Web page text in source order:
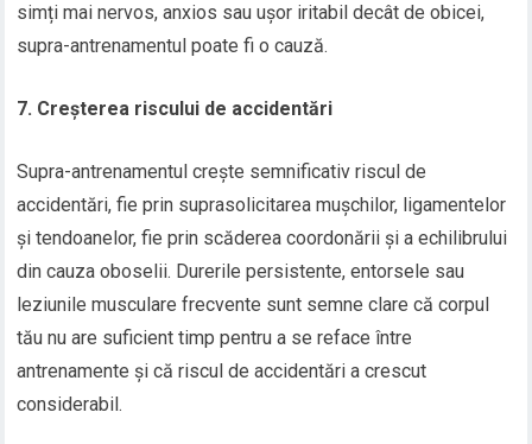
simți mai nervos, anxios sau ușor iritabil decât de obicei,
supra-antrenamentul poate fi o cauză.
7. Creșterea riscului de accidentări
Supra-antrenamentul crește semnificativ riscul de
accidentări, fie prin suprasolicitarea mușchilor, ligamentelor
și tendoanelor, fie prin scăderea coordonării și a echilibrului
din cauza oboselii. Durerile persistente, entorsele sau
leziunile musculare frecvente sunt semne clare că corpul
tău nu are suficient timp pentru a se reface între
antrenamente și că riscul de accidentări a crescut
considerabil.